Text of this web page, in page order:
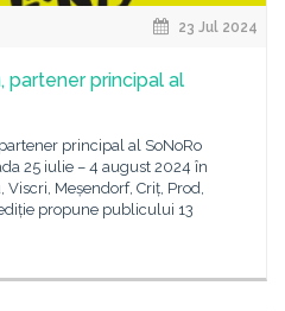
23 Jul 2024
partener principal al
principal al SoNoRo
25 iulie – 4 august 2024 în
Viscri, Meșendorf, Criț, Prod,
propune publicului 13